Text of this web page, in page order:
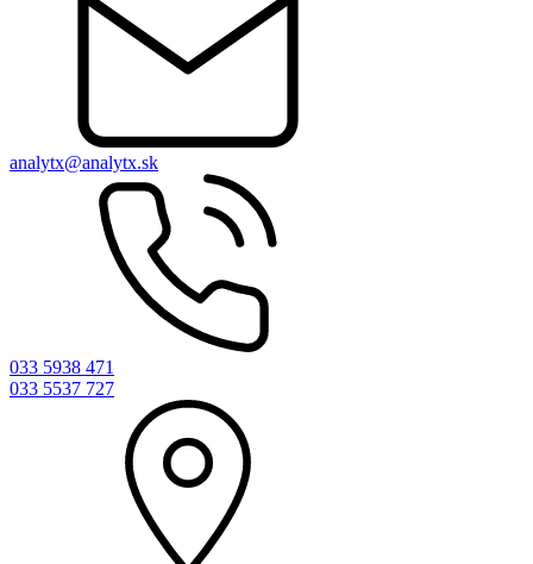
analytx@analytx.sk
033 5938 471
033 5537 727